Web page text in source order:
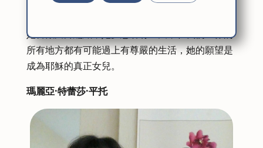
她喜歡鉤針編織，她夢想著有一天，在我們世界的
所有地方都有可能過上有尊嚴的生活，她的願望是
成為耶穌的真正女兒。
瑪麗亞·特蕾莎·平托